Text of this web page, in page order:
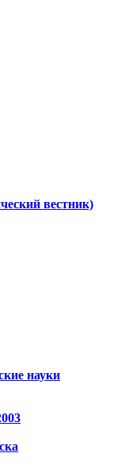
вестник)
науки